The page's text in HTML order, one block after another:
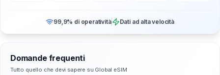
99,9% di operatività Dati ad alta velocità
Domande frequenti
Tutto quello che devi sapere su Global eSIM